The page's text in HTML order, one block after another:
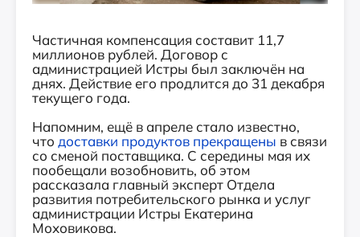
Частичная компенсация составит 11,7
миллионов рублей. Договор с
администрацией Истры был заключён на
днях. Действие его продлится до 31 декабря
текущего года.
Напомним, ещё в апреле стало известно,
что доставки продуктов прекращены в связи
со сменой поставщика. С середины мая их
пообещали возобновить, об этом
рассказала главный эксперт Отдела
развития потребительского рынка и услуг
администрации Истры Екатерина
Моховикова.